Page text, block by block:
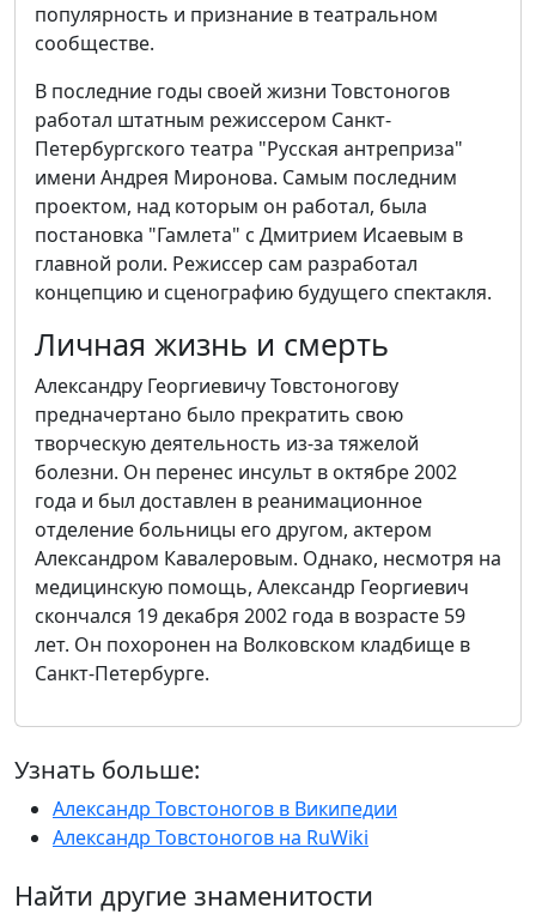
популярность и признание в театральном
сообществе.
В последние годы своей жизни Товстоногов
работал штатным режиссером Санкт-
Петербургского театра "Русская антреприза"
имени Андрея Миронова. Самым последним
проектом, над которым он работал, была
постановка "Гамлета" с Дмитрием Исаевым в
главной роли. Режиссер сам разработал
концепцию и сценографию будущего спектакля.
Личная жизнь и смерть
Александру Георгиевичу Товстоногову
предначертано было прекратить свою
творческую деятельность из-за тяжелой
болезни. Он перенес инсульт в октябре 2002
года и был доставлен в реанимационное
отделение больницы его другом, актером
Александром Кавалеровым. Однако, несмотря на
медицинскую помощь, Александр Георгиевич
скончался 19 декабря 2002 года в возрасте 59
лет. Он похоронен на Волковском кладбище в
Санкт-Петербурге.
Узнать больше:
Александр Товстоногов в Википедии
Александр Товстоногов на RuWiki
Найти другие знаменитости